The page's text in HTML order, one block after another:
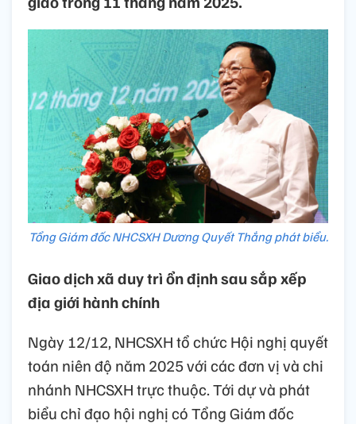
Tổng Giám đốc NHCSXH Dương Quyết Thắng phát biểu.
Giao dịch xã duy trì ổn định sau sắp xếp
địa giới hành chính
Ngày 12/12, NHCSXH tổ chức Hội nghị quyết
toán niên độ năm 2025 với các đơn vị và chi
nhánh NHCSXH trực thuộc. Tới dự và phát
biểu chỉ đạo hội nghị có Tổng Giám đốc